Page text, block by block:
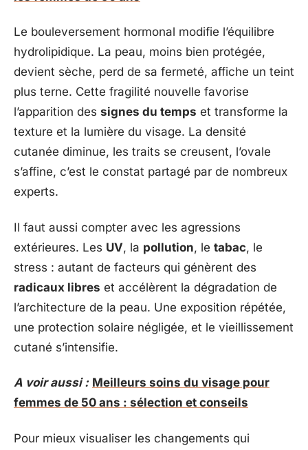
Le bouleversement hormonal modifie l’équilibre
hydrolipidique. La peau, moins bien protégée,
devient sèche, perd de sa fermeté, affiche un teint
plus terne. Cette fragilité nouvelle favorise
l’apparition des signes du temps et transforme la
texture et la lumière du visage. La densité
cutanée diminue, les traits se creusent, l’ovale
s’affine, c’est le constat partagé par de nombreux
experts.
Il faut aussi compter avec les agressions
extérieures. Les UV, la pollution, le tabac, le
stress : autant de facteurs qui génèrent des
radicaux libres et accélèrent la dégradation de
l’architecture de la peau. Une exposition répétée,
une protection solaire négligée, et le vieillissement
cutané s’intensifie.
A voir aussi : Meilleurs soins du visage pour
femmes de 50 ans : sélection et conseils
Pour mieux visualiser les changements qui